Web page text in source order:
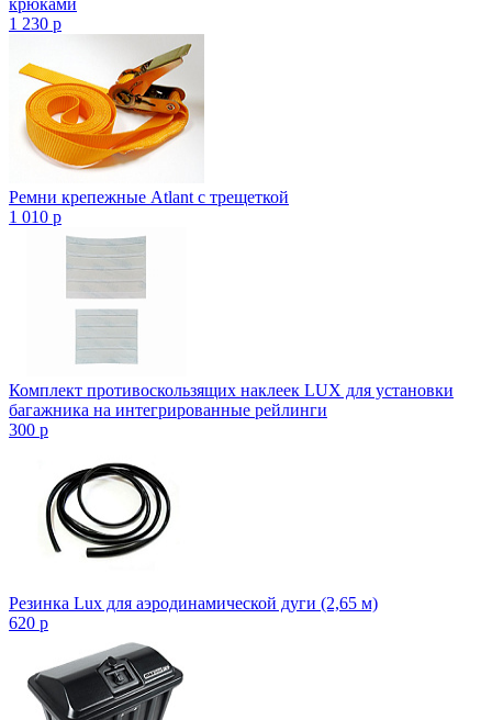
1 230 p
Ремни крепежные Atlant с трещеткой
1 010 p
Комплект противоскользящих наклеек LUX для установки
багажника на интегрированные рейлинги
300 p
Резинка Lux для аэродинамической дуги (2,65 м)
620 p